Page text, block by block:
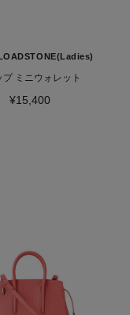
プ ミニウォレット
¥15,400